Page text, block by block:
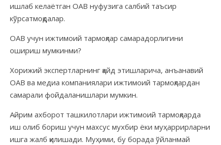
ишлаб келаётган ОАВ нуфузига салбий таъсир
кўрсатмоқдалар.
ОАВ учун ижтимоий тармоқлар самарадорлигини
ошириш мумкинми?
Хорижий экспертларнинг қайд этишларича, анъанавий
ОАВ ва медиа компаниялари ижтимоий тармоқлардан
самарали фойдаланишлари мумкин.
Айрим ахборот ташкилотлари ижтимоий тармоқларда
иш олиб бориш учун махсус мухбир ёки муҳаррирларни
ишга жалб қилишади. Муҳими, бу борада ўйланмай